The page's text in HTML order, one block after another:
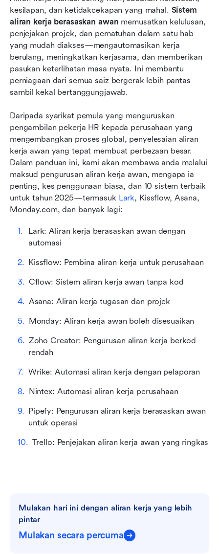
kesilapan, dan ketidakcekapan yang mahal. Sistem
aliran kerja berasaskan awan memusatkan kelulusan,
penjejakan projek, dan pematuhan dalam satu hab
yang mudah diakses—mengautomasikan kerja
berulang, meningkatkan kerjasama, dan memberikan
pasukan keterlihatan masa nyata. Ini membantu
perniagaan dari semua saiz bergerak lebih pantas
sambil kekal bertanggungjawab.
Daripada syarikat pemula yang menguruskan
pengambilan pekerja HR kepada perusahaan yang
mengembangkan proses global, penyelesaian aliran
kerja awan yang tepat membuat perbezaan besar.
Dalam panduan ini, kami akan membawa anda melalui
maksud pengurusan aliran kerja awan, mengapa ia
penting, kes penggunaan biasa, dan 10 sistem terbaik
untuk tahun 2025—termasuk Lark, Kissflow, Asana,
Monday.com, dan banyak lagi:
Lark: Aliran kerja berasaskan awan dengan
automasi
Kissflow: Pembina aliran kerja untuk perusahaan
Cflow: Sistem aliran kerja awan tanpa kod
Asana: Aliran kerja tugasan dan projek
Monday: Aliran kerja awan boleh disesuaikan
Zoho Creator: Pengurusan aliran kerja berkod
rendah
Wrike: Automasi aliran kerja dengan pelaporan
Nintex: Automasi aliran kerja perusahaan
Pipefy: Pengurusan aliran kerja berasaskan awan
untuk operasi
Trello: Penjejakan aliran kerja awan yang ringkas
Mulakan hari ini dengan aliran kerja yang lebih
pintar
Mulakan secara percuma
Sistem pengurusan aliran kerja berasaskan awan
terbaik pada tahun 2026
Metik untuk mengukur kejayaan aliran kerja
Trend yang muncul dalam aliran kerja awan
Kesimpulan
Bacaan berkaitan